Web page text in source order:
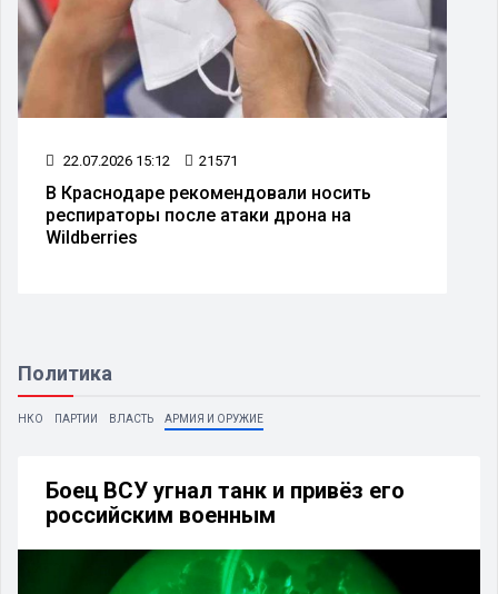
22.07.2026 15:12 21571
В Краснодаре рекомендовали носить
респираторы после атаки дрона на
Wildberries
Политика
НКО ПАРТИИ ВЛАСТЬ АРМИЯ И ОРУЖИЕ
Боец ВСУ угнал танк и привёз его
российским военным